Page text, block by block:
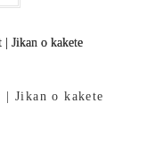
Jikan o kakete